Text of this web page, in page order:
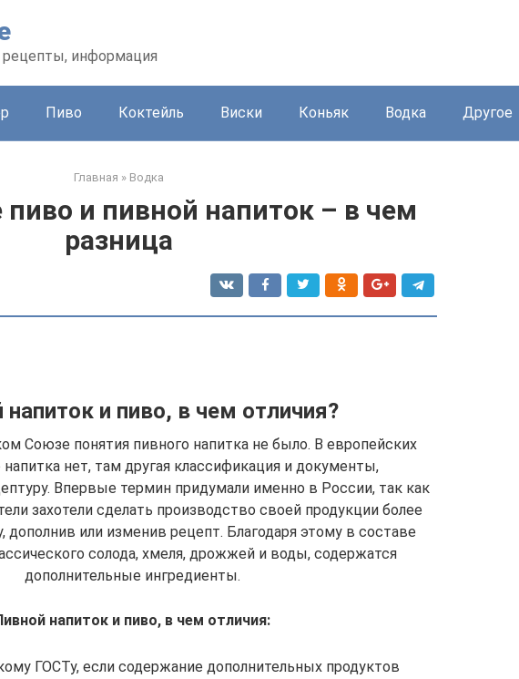
информация
Пиво Коктейль Виски Коньяк Водка Другое
Главная » Водка
пиво и пивной напиток – в чем
разница
напиток и пиво, в чем отличия?
Союзе понятия пивного напитка не было. В европейских
напитка нет, там другая классификация и документы,
Впервые термин придумали именно в России, так как
захотели сделать производство своей продукции более
дополнив или изменив рецепт. Благодаря этому в составе
солода, хмеля, дрожжей и воды, содержатся
дополнительные ингредиенты.
напиток и пиво, в чем отличия:
ГОСТу, если содержание дополнительных продуктов